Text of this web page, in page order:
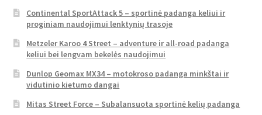
Continental SportAttack 5 – sportinė padanga keliui ir
proginiam naudojimui lenktynių trasoje
Metzeler Karoo 4 Street – adventure ir all-road padanga
keliui bei lengvam bekelės naudojimui
Dunlop Geomax MX34 – motokroso padanga minkštai ir
vidutinio kietumo dangai
Mitas Street Force – Subalansuota sportinė kelių padanga